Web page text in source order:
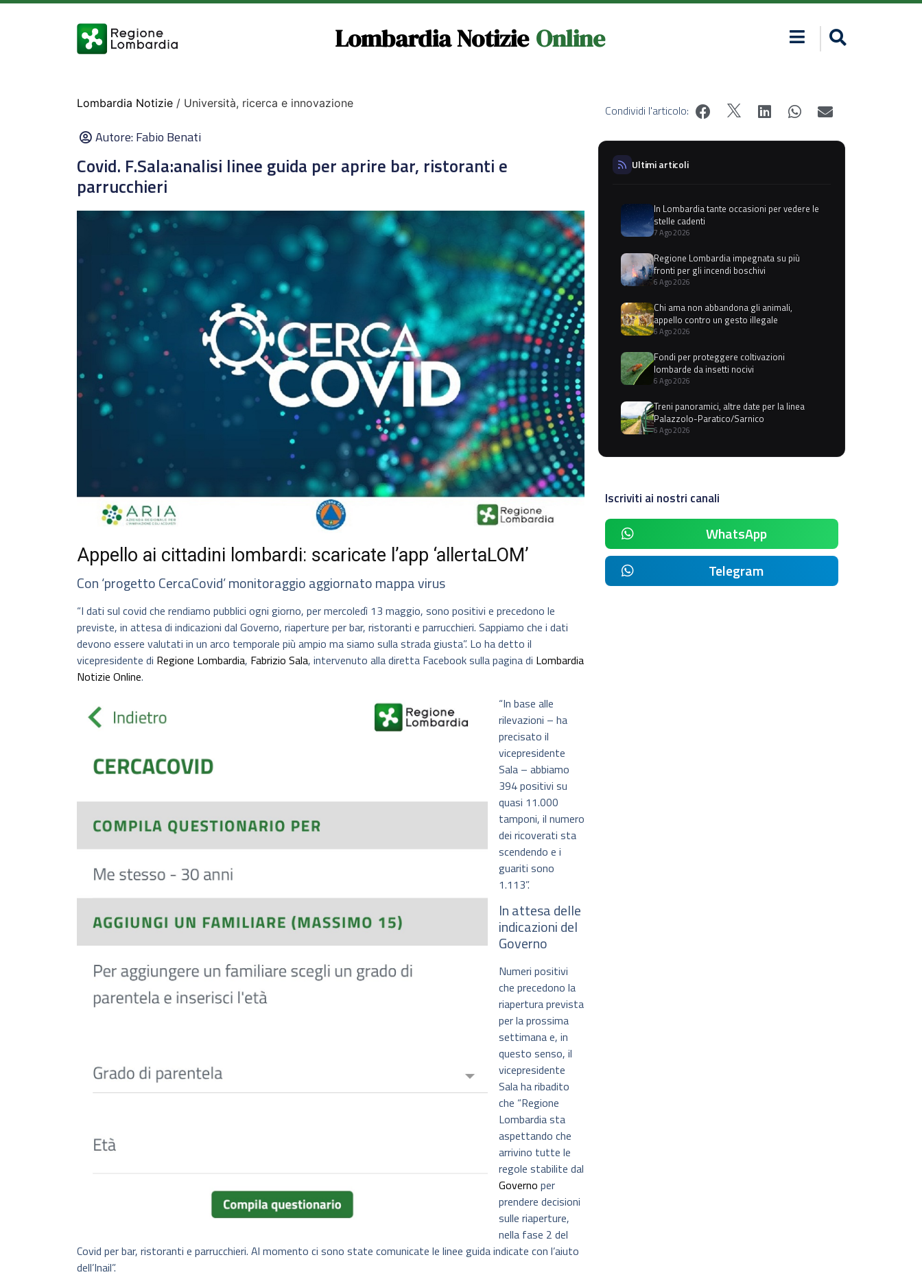
Lombardia Notizie Online
Lombardia Notizie / Università, ricerca e innovazione
Autore:Fabio Benati
Covid. F.Sala:analisi linee guida per aprire bar, ristoranti e
parrucchieri
Appello ai cittadini lombardi: scaricate l’app ‘allertaLOM’
Con ‘progetto CercaCovid’ monitoraggio aggiornato mappa virus
“I dati sul covid che rendiamo pubblici ogni giorno, per mercoledì 13 maggio, sono positivi e precedono le
previste, in attesa di indicazioni dal Governo, riaperture per bar, ristoranti e parrucchieri. Sappiamo che i dati
devono essere valutati in un arco temporale più ampio ma siamo sulla strada giusta”. Lo ha detto il
vicepresidente di Regione Lombardia, Fabrizio Sala, intervenuto alla diretta Facebook sulla pagina di Lombardia
Notizie Online.
“In base alle
rilevazioni – ha
precisato il
vicepresidente
Sala – abbiamo
394 positivi su
quasi 11.000
tamponi, il numero
dei ricoverati sta
scendendo e i
guariti sono
1.113”.
In attesa delle
indicazioni del
Governo
Numeri positivi
che precedono la
riapertura prevista
per la prossima
settimana e, in
questo senso, il
vicepresidente
Sala ha ribadito
che “Regione
Lombardia sta
aspettando che
arrivino tutte le
regole stabilite dal
Governo per
prendere decisioni
sulle riaperture,
nella fase 2 del
Covid per bar, ristoranti e parrucchieri. Al momento ci sono state comunicate le linee guida indicate con l’aiuto
dell’Inail”.
Condividi l'articolo:
Ultimi articoli
In Lombardia tante occasioni per vedere le
stelle cadenti
7 Ago 2026
Regione Lombardia impegnata su più
fronti per gli incendi boschivi
6 Ago 2026
Chi ama non abbandona gli animali,
appello contro un gesto illegale
6 Ago 2026
Fondi per proteggere coltivazioni
lombarde da insetti nocivi
6 Ago 2026
Treni panoramici, altre date per la linea
Palazzolo-Paratico/Sarnico
6 Ago 2026
Iscriviti ai nostri canali
WhatsApp
Telegram